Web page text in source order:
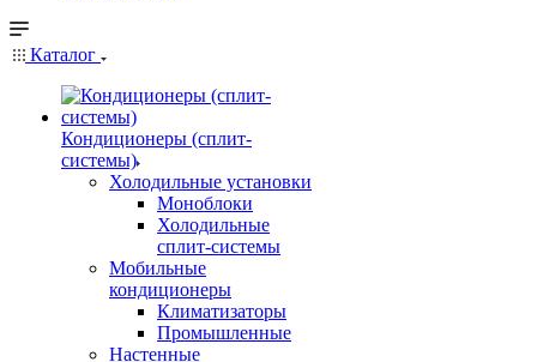
Каталог
Кондиционеры (сплит-
системы)
Холодильные установки
Моноблоки
Холодильные
сплит-системы
Мобильные
кондиционеры
Климатизаторы
Промышленные
Настенные